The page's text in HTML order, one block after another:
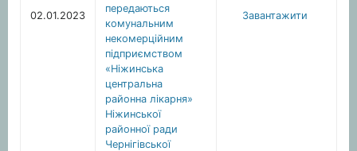
02.01.2023
передаються
комунальним
некомерційним
підприємством
«Ніжинська
центральна
районна лікарня»
Ніжинської
районної ради
Чернігівської
Завантажити